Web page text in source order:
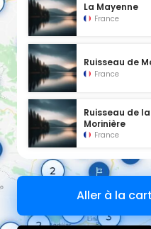
La Mayenne
France
Ruisseau de
France
Ruisseau de la
Morinière
France
Aller à la